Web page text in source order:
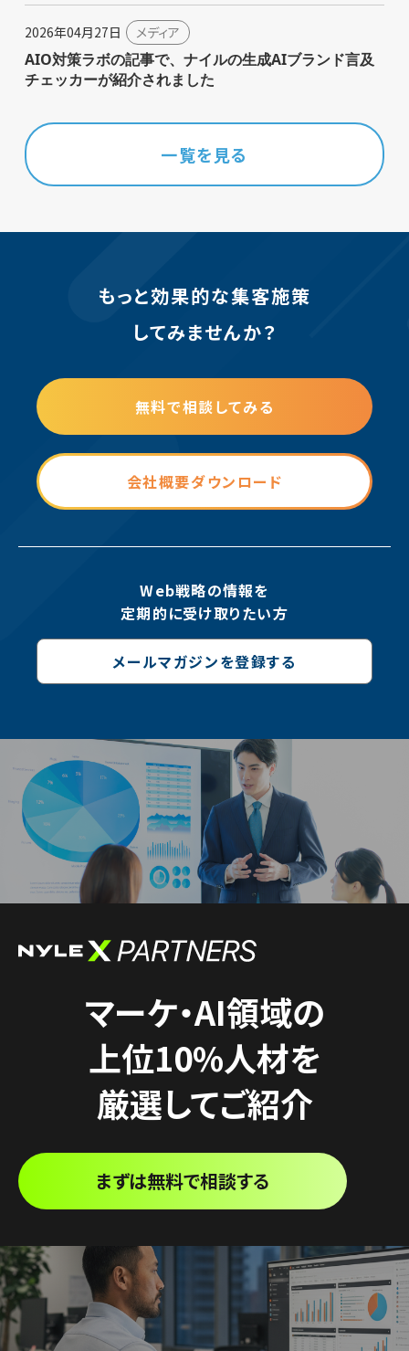
2026年04月27日 メディア
AIO対策ラボの記事で、ナイルの生成AIブランド言及
チェッカーが紹介されました
一覧を見る
もっと効果的な集客施策
してみませんか？
無料で相談してみる
会社概要ダウンロード
Web戦略の情報を
定期的に受け取りたい方
メールマガジンを登録する
マーケ・AI領域の
上位10%人材を
厳選してご紹介
まずは無料で相談する